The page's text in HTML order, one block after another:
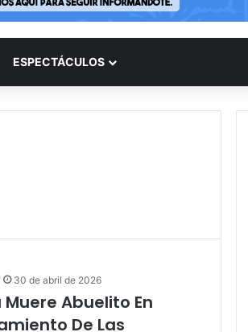
ESPECTÁCULOS
30 de abril de 2026
Abuelito En
De Las